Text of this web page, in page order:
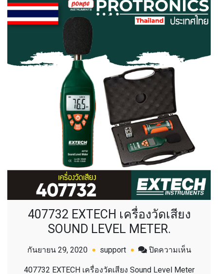
407732 EXTECH เครื่องวัดเสียง
SOUND LEVEL METER.
กันยายน 29, 2020 support ปิดความเห็นบน
407732 EXTECH เครื่องวัดเสียง Sound Level Meter